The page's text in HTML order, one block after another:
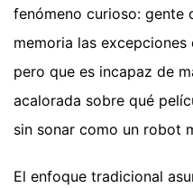
fenómeno curioso: gente
memoria las
pero que es incapaz de
acalorada sobre qué
sin sonar como un robot
El enfoque tradicional